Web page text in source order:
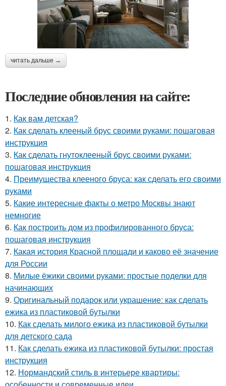
читать дальше →
Последние обновления на сайте:
1. Как вам детская?
2. Как сделать клееный брус своими руками: пошаговая
инструкция
3. Как сделать гнутоклееный брус своими руками:
пошаговая инструкция
4. Преимущества клееного бруса: как сделать его своими
руками
5. Какие интересные факты о метро Москвы знают
немногие
6. Как построить дом из профилированного бруса:
пошаговая инструкция
7. Какая история Красной площади и каково её значение
для России
8. Милые ёжики своими руками: простые поделки для
начинающих
9. Оригинальный подарок или украшение: как сделать
ежика из пластиковой бутылки
10. Как сделать милого ежика из пластиковой бутылки
для детского сада
11. Как сделать ежика из пластиковой бутылки: простая
инструкция
12. Нормандский стиль в интерьере квартиры: